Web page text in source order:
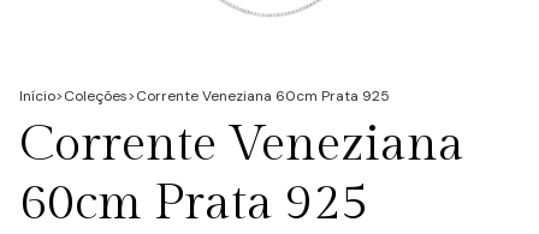
Início>Coleções>Corrente Veneziana 60cm Prata 925
Corrente Veneziana
60cm Prata 925